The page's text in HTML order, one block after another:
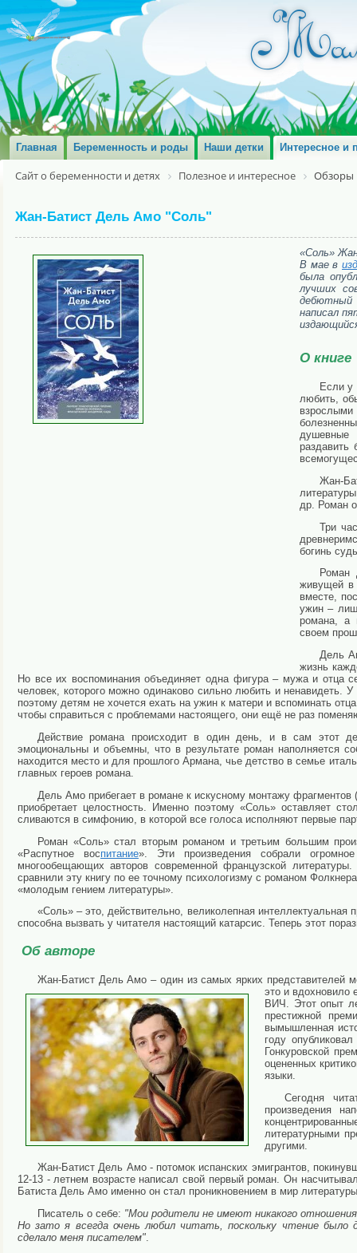
Главная Беременность и роды Наши детки Интересное и
Сайт о беременности и детях Полезное и интересное Обзоры
Жан-Батист Дель Амо "Соль"
«Соль»
В мае в
была
лучших
дебютный
написал
О книге
Если у
любить,
душевные
раздавить
Жан-
др. Роман
Три
богинь
Роман
живущей в
вместе,
ужин –
романа, а
своем
Дель
жизнь
Но все их воспоминания объединяет одна фигура – мужа и
человек, которого можно одинаково сильно любить и ненавидеть.
поэтому детям не хочется ехать на ужин к матери и вспоминать
чтобы справиться с проблемами настоящего, они ещё не раз
Действие романа происходит в один день, и в сам этот
эмоциональны и объемны, что в результате роман наполняется
находится место и для прошлого Армана, чье детство в семье
главных героев романа.
Дель Амо прибегает в романе к искусному монтажу
приобретает целостность. Именно поэтому «Соль» оставляет
сливаются в симфонию, в которой все голоса исполняют первые
Роман «Соль» стал вторым романом и третьим большим
«Распутное воспитание». Эти произведения собрали
многообещающих авторов современной французской
сравнили эту книгу по ее точному психологизму с романом
«молодым гением литературы».
«Соль» – это, действительно, великолепная
способна вызвать у читателя настоящий катарсис. Теперь этот
Об авторе
Жан-Батист Дель Амо – один из самых ярких представителей
это и вдохновило
ВИЧ. Этот опыт
престижной
вымышленная
году
Гонкуровской
оцененных
языки.
Сегодня
произведения
литературными
другими.
Жан-Батист Дель Амо - потомок испанских эмигрантов,
12-13 - летнем возрасте написал свой первый роман. Он
Батиста Дель Амо именно он стал проникновением в мир
Писатель о себе: "Мои родители не имеют никакого
Но зато я всегда очень любил читать, поскольку чтение
сделало меня писателем".